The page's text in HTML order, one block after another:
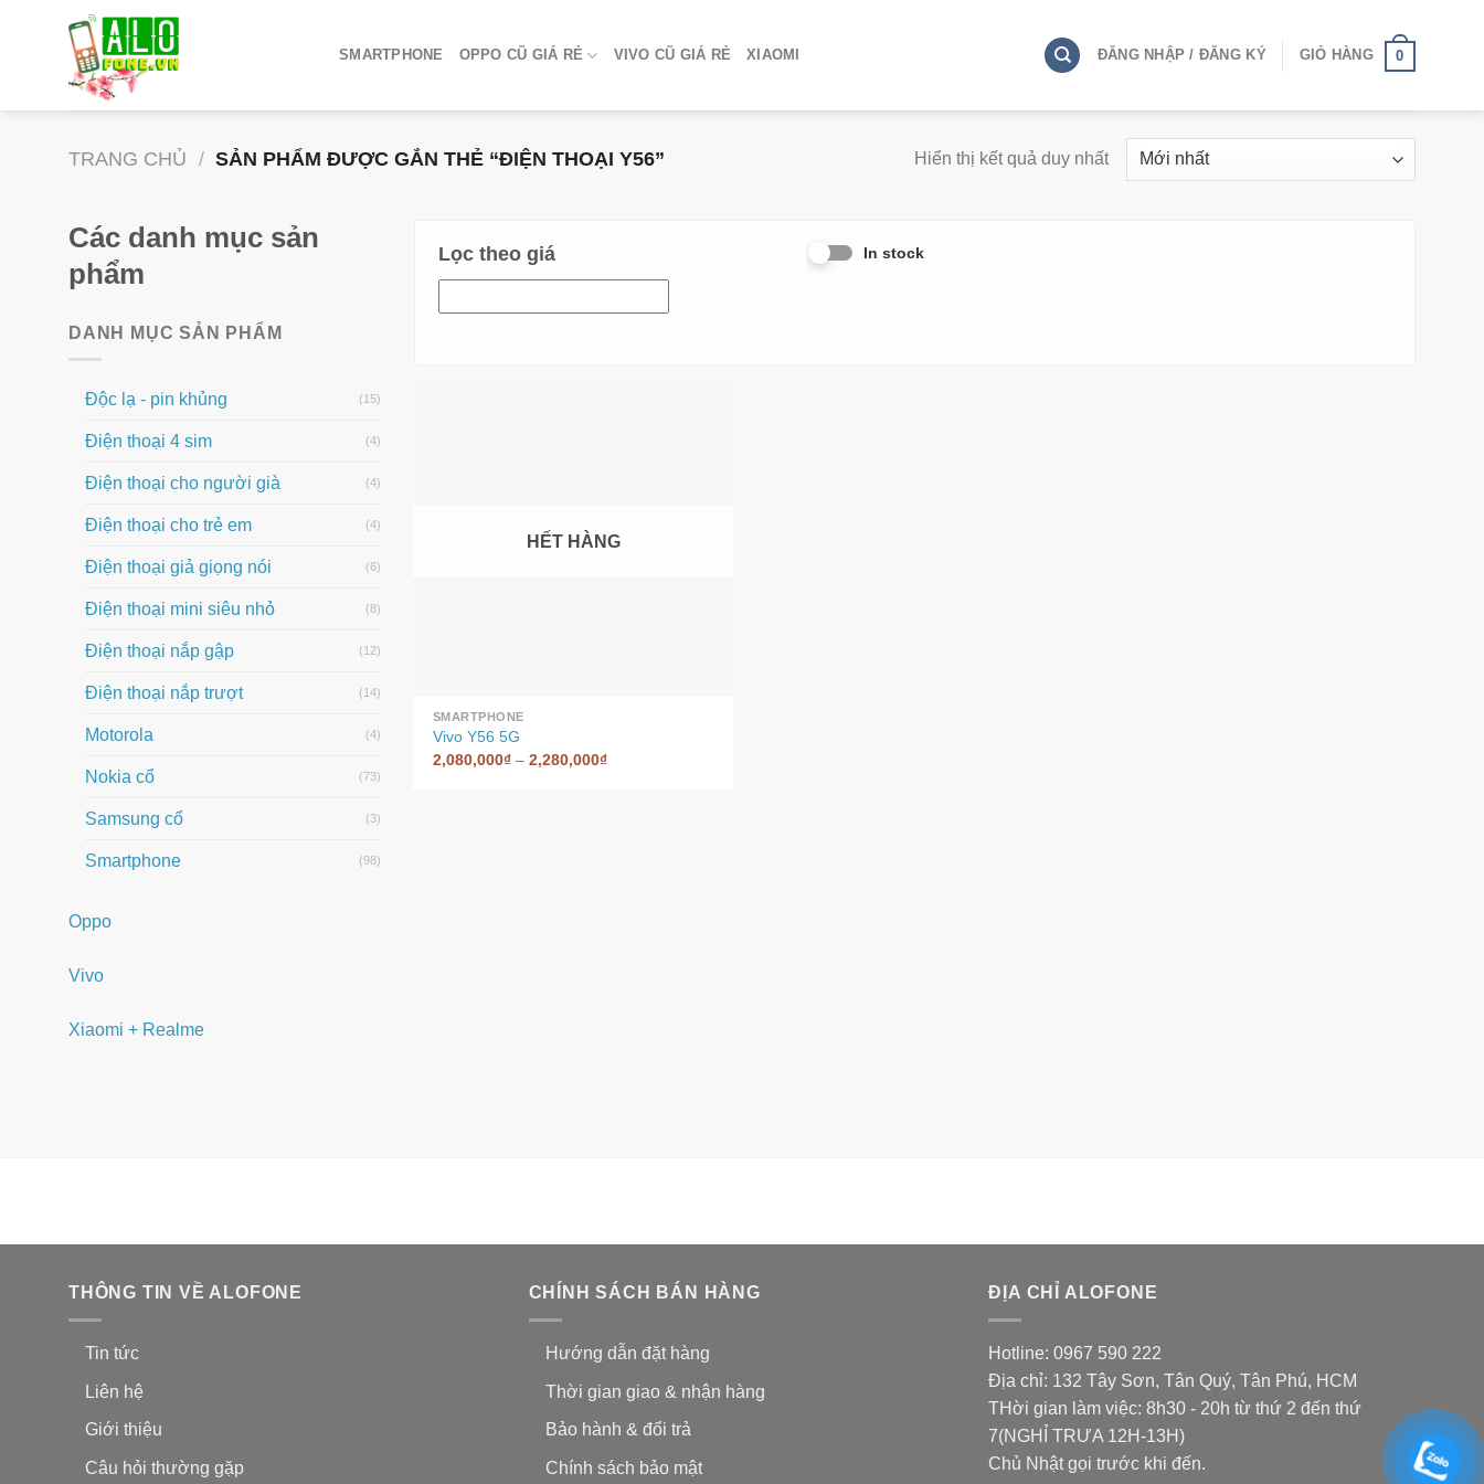
SMARTPHONE OPPO CŨ GIÁ RẺ VIVO CŨ GIÁ RẺ XIAOMI ĐĂNG NHẬP / ĐĂNG KÝ GIỎ HÀNG 0
TRANG CHỦ / SẢN PHẨM ĐƯỢC GẮN THẺ “ĐIỆN THOẠI Y56” Hiển thị kết quả duy nhất
Các danh mục sản
phẩm
DANH MỤC SẢN PHẨM
Độc lạ - pin khủng (15)
Điện thoại 4 sim (4)
Điện thoại cho người già (4)
Điện thoại cho trẻ em (4)
Điện thoại giả giọng nói (6)
Điện thoại mini siêu nhỏ (8)
Điện thoại nắp gập (12)
Điện thoại nắp trượt (14)
Motorola (4)
Nokia cổ (73)
Samsung cổ (3)
Smartphone (98)
Oppo
Vivo
Xiaomi + Realme
Lọc theo giá In stock
HẾT HÀNG
SMARTPHONE
Vivo Y56 5G
2,080,000₫– 2,280,000₫
THÔNG TIN VỀ ALOFONE
Tin tức
Liên hệ
Giới thiệu
Câu hỏi thường gặp
CHÍNH SÁCH BÁN HÀNG
Hướng dẫn đặt hàng
Thời gian giao & nhận hàng
Bảo hành & đổi trả
Chính sách bảo mật
ĐỊA CHỈ ALOFONE
Hotline: 0967 590 222
Địa chỉ: 132 Tây Sơn, Tân Quý, Tân Phú, HCM
THời gian làm việc: 8h30 - 20h từ thứ 2 đến thứ
7(NGHỈ TRƯA 12H-13H)
Chủ Nhật gọi trước khi đến.